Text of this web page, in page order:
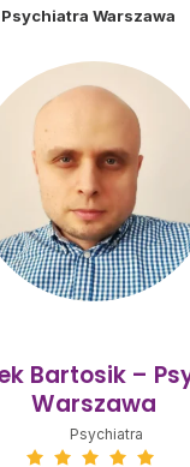
Warszawa
Bartosik –
Warszawa
Psychiatra